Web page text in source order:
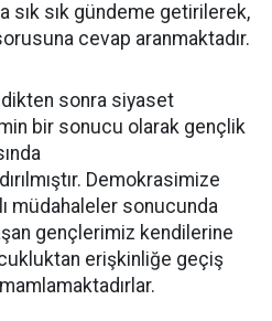
sık sık gündeme getirilerek,
cevap aranmaktadır.
sonra siyaset
bir sonucu olarak gençlik
Demokrasimize
müdahaleler sonucunda
gençlerimiz kendilerine
erişkinliğe geçiş